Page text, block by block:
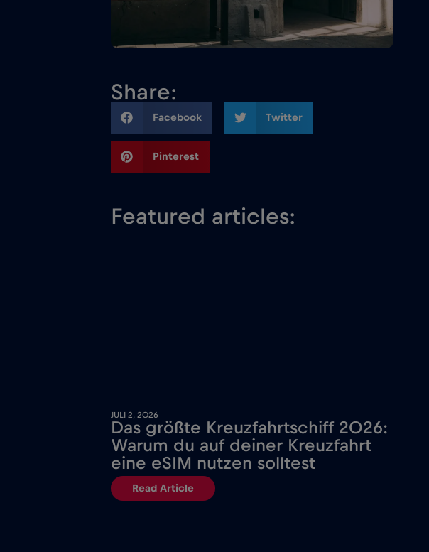
Share:
Facebook Twitter
Pinterest
Featured articles:
JULI 2, 2026
Das größte Kreuzfahrtschiff 2026:
Warum du auf deiner Kreuzfahrt
eine eSIM nutzen solltest
Read Article